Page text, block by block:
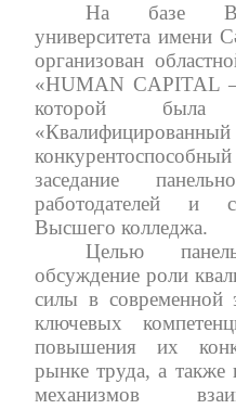
На базе
университета имени
организован
«HUMAN CAPITAL
которой была
заседание
работодателей и
Высшего колледжа.
Целью
обсуждение роли
силы в современной
ключевых
повышения их
рынке труда, а также
механизмов